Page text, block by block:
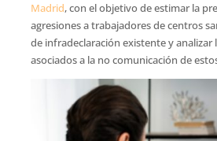
Madrid, con el objetivo de estimar la
agresiones a trabajadores de centros
de infradeclaración existente y
asociados a la no comunicación de